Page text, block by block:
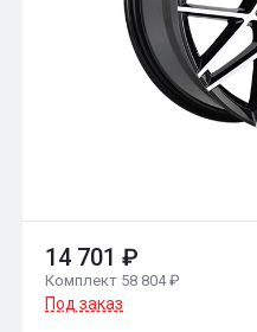
14 701 ₽
Комплект 58 804 ₽
Под заказ